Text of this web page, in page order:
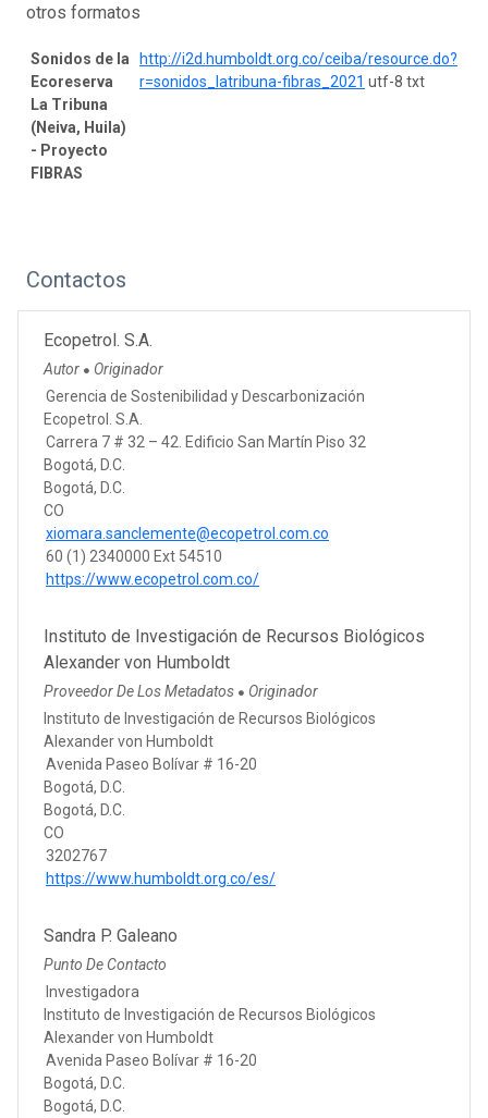
otros formatos
Sonidos de la
Ecoreserva
La Tribuna
(Neiva, Huila)
- Proyecto
FIBRAS
http://i2d.humboldt.org.co/ceiba/resource.do?
r=sonidos_latribuna-fibras_2021 utf-8 txt
Contactos
Ecopetrol. S.A.
Autor ● Originador
Gerencia de Sostenibilidad y Descarbonización
Ecopetrol. S.A.
Carrera 7 # 32 – 42. Edificio San Martín Piso 32
Bogotá, D.C.
Bogotá, D.C.
CO
xiomara.sanclemente@ecopetrol.com.co
60 (1) 2340000 Ext 54510
https://www.ecopetrol.com.co/
Instituto de Investigación de Recursos Biológicos
Alexander von Humboldt
Proveedor De Los Metadatos ● Originador
Instituto de Investigación de Recursos Biológicos
Alexander von Humboldt
Avenida Paseo Bolívar # 16-20
Bogotá, D.C.
Bogotá, D.C.
CO
3202767
https://www.humboldt.org.co/es/
Sandra P. Galeano
Punto De Contacto
Investigadora
Instituto de Investigación de Recursos Biológicos
Alexander von Humboldt
Avenida Paseo Bolívar # 16-20
Bogotá, D.C.
Bogotá, D.C.